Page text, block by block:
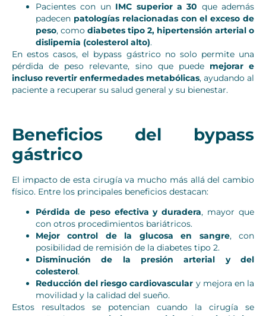
Pacientes con un IMC superior a 30 que además
padecen patologías relacionadas con el exceso de
peso, como diabetes tipo 2, hipertensión arterial o
dislipemia (colesterol alto).
En estos casos, el bypass gástrico no solo permite una
pérdida de peso relevante, sino que puede mejorar e
incluso revertir enfermedades metabólicas, ayudando al
paciente a recuperar su salud general y su bienestar.
Beneficios del bypass
gástrico
El impacto de esta cirugía va mucho más allá del cambio
físico. Entre los principales beneficios destacan:
Pérdida de peso efectiva y duradera, mayor que
con otros procedimientos bariátricos.
Mejor control de la glucosa en sangre, con
posibilidad de remisión de la diabetes tipo 2.
Disminución de la presión arterial y del
colesterol.
Reducción del riesgo cardiovascular y mejora en la
movilidad y la calidad del sueño.
Estos resultados se potencian cuando la cirugía se